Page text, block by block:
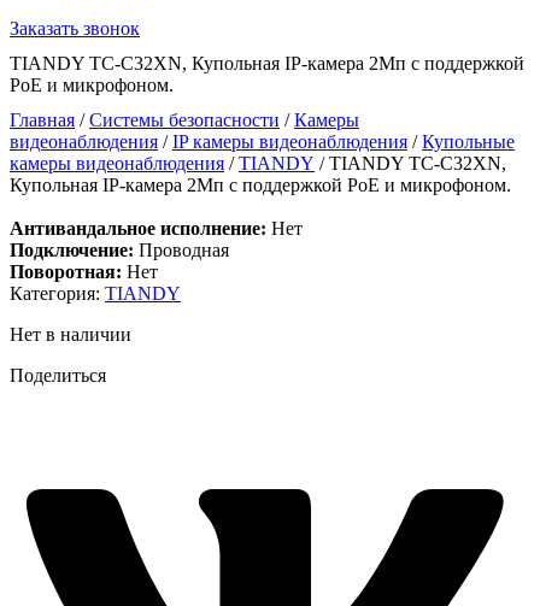
Заказать звонок
TIANDY TC-C32XN, Купольная IP-камера 2Мп с поддержкой
PoE и микрофоном.
Главная /Системы безопасности /Камеры
видеонаблюдения /IP камеры видеонаблюдения /Купольные
камеры видеонаблюдения /TIANDY / TIANDY TC-C32XN,
Купольная IP-камера 2Мп с поддержкой PoE и микрофоном.
Антивандальное исполнение: Нет
Подключение: Проводная
Поворотная: Нет
Категория: TIANDY
Нет в наличии
Поделиться